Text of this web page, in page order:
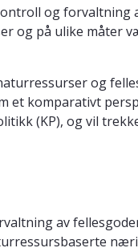
og
og på ulike
og
komparativt
(KP), og vil
av